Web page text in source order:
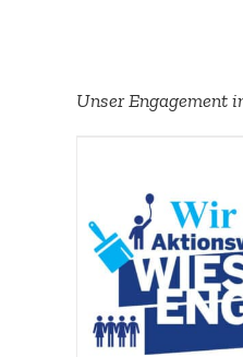
Unser Engagement